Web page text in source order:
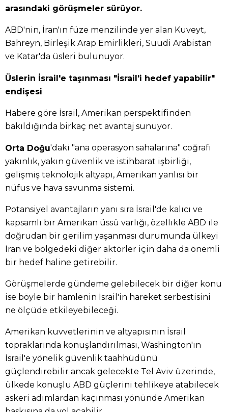
arasındaki görüşmeler sürüyor.
ABD'nin, İran'ın füze menzilinde yer alan Kuveyt,
Bahreyn, Birleşik Arap Emirlikleri, Suudi Arabistan
ve Katar'da üsleri bulunuyor.
Üslerin İsrail'e taşınması "İsrail'i hedef yapabilir"
endişesi
Habere göre İsrail, Amerikan perspektifinden
bakıldığında birkaç net avantaj sunuyor.
Orta Doğu'daki "ana operasyon sahalarına" coğrafi
yakınlık, yakın güvenlik ve istihbarat işbirliği,
gelişmiş teknolojik altyapı, Amerikan yanlısı bir
nüfus ve hava savunma sistemi.
Potansiyel avantajların yanı sıra İsrail'de kalıcı ve
kapsamlı bir Amerikan üssü varlığı, özellikle ABD ile
doğrudan bir gerilim yaşanması durumunda ülkeyi
İran ve bölgedeki diğer aktörler için daha da önemli
bir hedef haline getirebilir.
Görüşmelerde gündeme gelebilecek bir diğer konu
ise böyle bir hamlenin İsrail'in hareket serbestisini
ne ölçüde etkileyebileceği.
Amerikan kuvvetlerinin ve altyapısının İsrail
topraklarında konuşlandırılması, Washington'ın
İsrail'e yönelik güvenlik taahhüdünü
güçlendirebilir ancak gelecekte Tel Aviv üzerinde,
ülkede konuşlu ABD güçlerini tehlikeye atabilecek
askeri adımlardan kaçınması yönünde Amerikan